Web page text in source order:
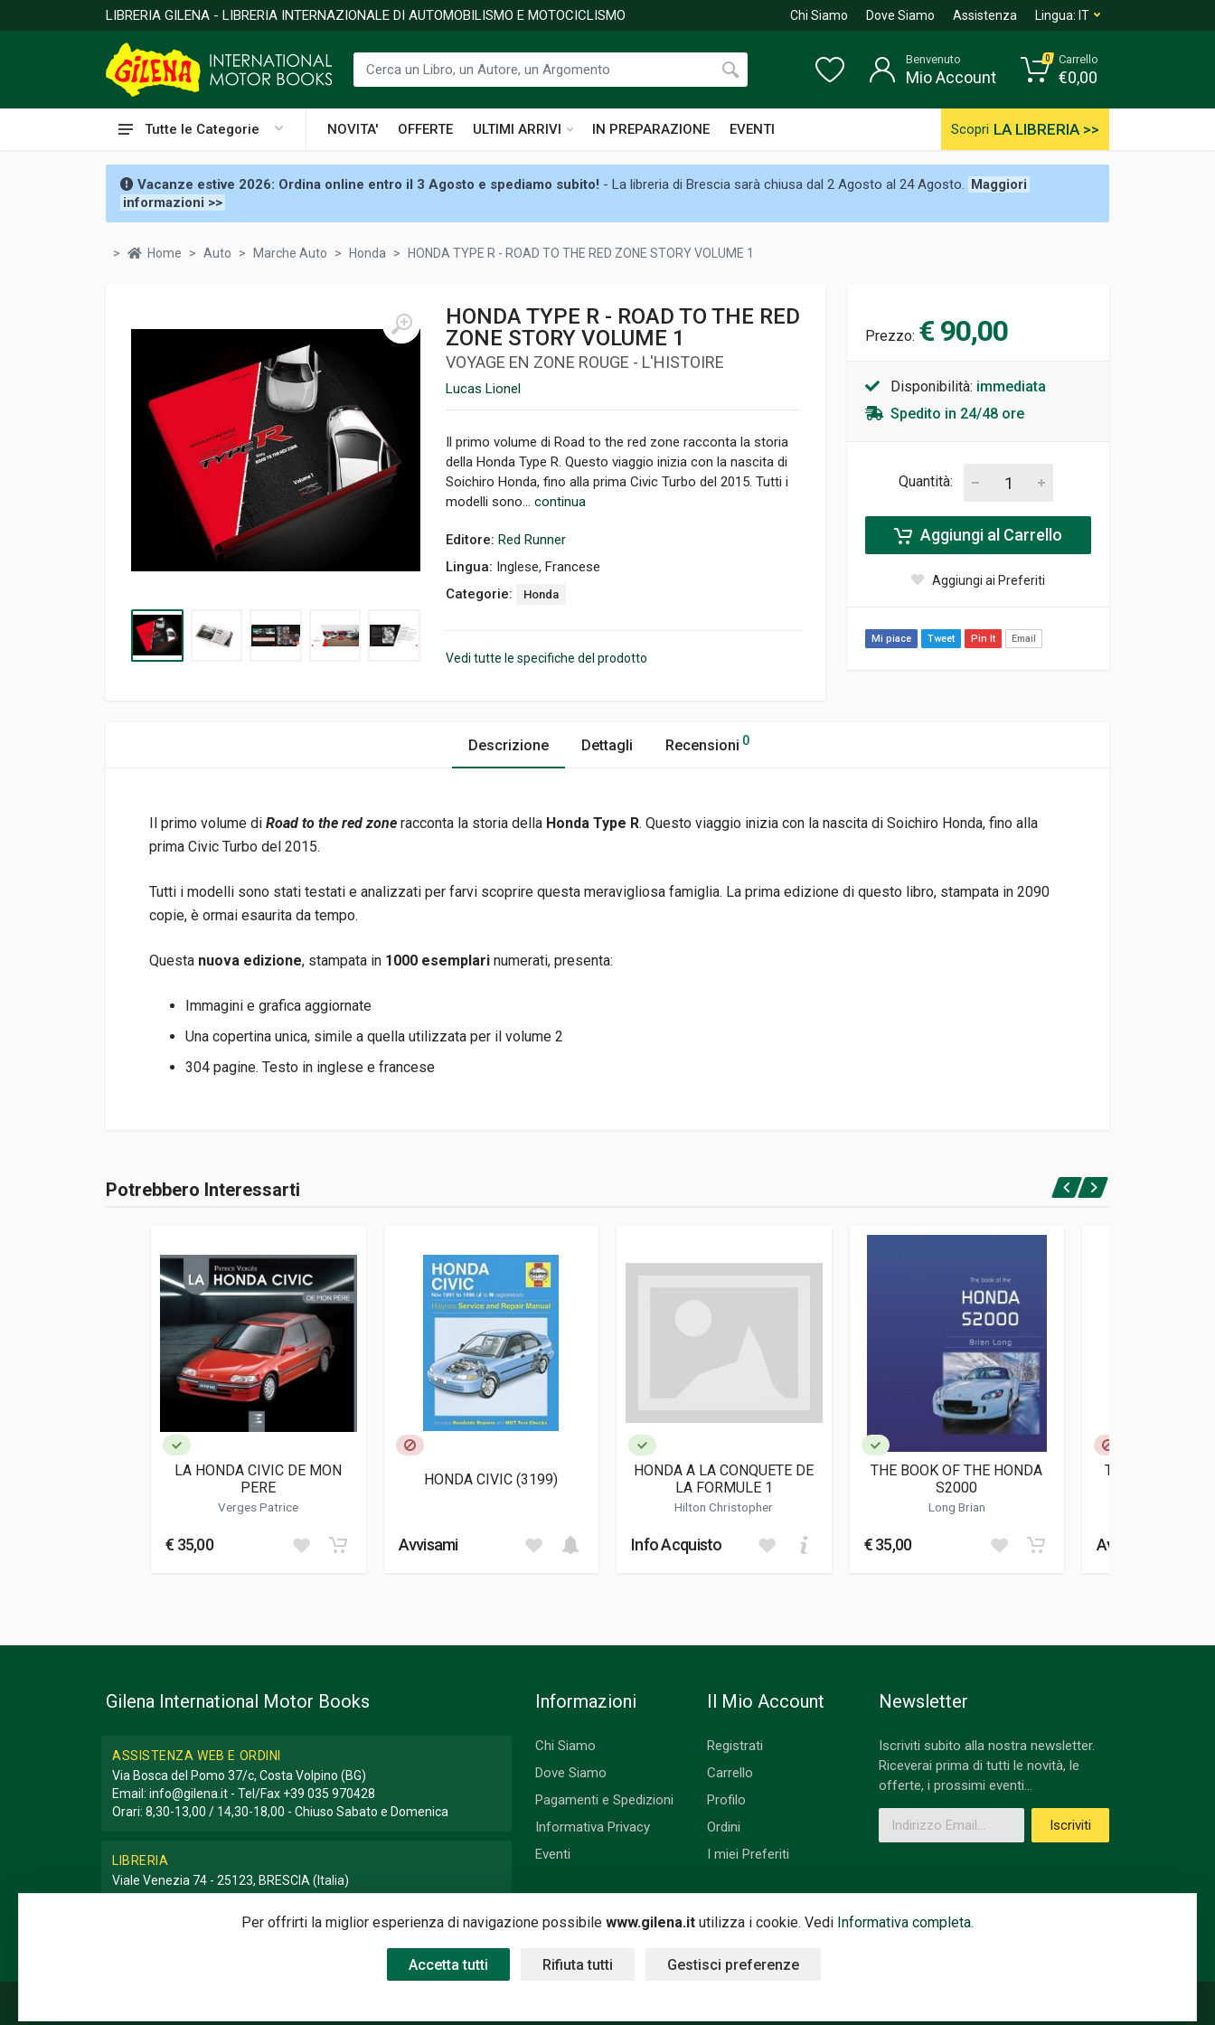
LIBRERIA GILENA - LIBRERIA INTERNAZIONALE DI AUTOMOBILISMO E MOTOCICLISMO Chi Siamo Dove Siamo Assistenza Lingua: IT
Tutte le Categorie NOVITA' OFFERTE ULTIMI ARRIVI IN PREPARAZIONE EVENTI Scopri LA LIBRERIA >>
Benvenuto
Mio Account
0 Carrello
€0,00
Vacanze estive 2026: Ordina online entro il 3 Agosto e spediamo subito! - La libreria di Brescia sarà chiusa dal 2 Agosto al 24 Agosto. Maggiori
informazioni >>
Home Auto Marche Auto Honda HONDA TYPE R - ROAD TO THE RED ZONE STORY VOLUME 1
HONDA TYPE R - ROAD TO THE RED
ZONE STORY VOLUME 1
VOYAGE EN ZONE ROUGE - L'HISTOIRE
Lucas Lionel
Il primo volume di Road to the red zone racconta la storia
della Honda Type R. Questo viaggio inizia con la nascita di
Soichiro Honda, fino alla prima Civic Turbo del 2015. Tutti i
modelli sono... continua
Editore: Red Runner
Lingua: Inglese, Francese
Categorie:
Honda
Vedi tutte le specifiche del prodotto
Prezzo: € 90,00
Disponibilità: immediata
Spedito in 24/48 ore
Quantità:
Aggiungi al Carrello
Aggiungi ai Preferiti
Mi piace Tweet Pin It Email
Descrizione Dettagli Recensioni 0
Il primo volume di Road to the red zone racconta la storia della Honda Type R. Questo viaggio inizia con la nascita di Soichiro Honda, fino alla
prima Civic Turbo del 2015.
Tutti i modelli sono stati testati e analizzati per farvi scoprire questa meravigliosa famiglia. La prima edizione di questo libro, stampata in 2090
copie, è ormai esaurita da tempo.
Questa nuova edizione, stampata in 1000 esemplari numerati, presenta:
Immagini e grafica aggiornate
Una copertina unica, simile a quella utilizzata per il volume 2
304 pagine. Testo in inglese e francese
Red Runner
Lingua del testo Inglese, Francese
Data di stampa 06/2022
28 x 25 x 3 cm
Informazioni aggiuntive
Genere o Collana Storico - Descrittivo; Fotografie
Accedi o registrati
Potrebbero Interessarti
LA HONDA CIVIC DE MON
PERE
Verges Patrice
€ 35,00
HONDA CIVIC (3199)
Avvisami
HONDA A LA CONQUETE DE
LA FORMULE 1
Hilton Christopher
Info Acquisto
THE BOOK OF THE HONDA
S2000
Long Brian
€ 35,00
THE NSX
Avvisami
Per offrirti la miglior esperienza di navigazione possibile www.gilena.it utilizza i cookie. Vedi Informativa completa.
Accetta tutti Rifiuta tutti Gestisci preferenze
Gilena International Motor Books
ASSISTENZA WEB E ORDINI
Via Bosca del Pomo 37/c, Costa Volpino (BG)
Email: info@gilena.it - Tel/Fax +39 035 970428
Orari: 8,30-13,00 / 14,30-18,00 - Chiuso Sabato e Domenica
LIBRERIA
Viale Venezia 74 - 25123, BRESCIA (Italia)
Email:libreria@gilena.it- Tel/Fax+39 030 3776786
Orari: 9,30-12,30 / 15,30-19,30 - Chiuso Domenica e Lunedì
Informazioni
Chi Siamo
Dove Siamo
Pagamenti e Spedizioni
Informativa Privacy
Eventi
Il Mio Account
Registrati
Carrello
Profilo
Ordini
I miei Preferiti
Newsletter
Iscriviti subito alla nostra newsletter.
Riceverai prima di tutti le novità, le
offerte, i prossimi eventi...
Indirizzo Email
Iscriviti